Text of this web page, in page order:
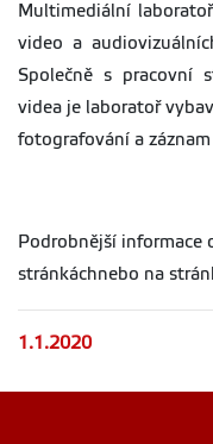
Multimediální
video a
Společně s pracovní
videa je laboratoř
fotografování a
Podrobnější informace
stránkáchnebo na
1.1.2020